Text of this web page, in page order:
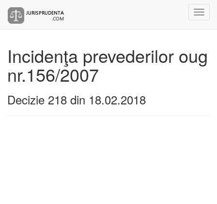
Incidenţa prevederilor oug
nr.156/2007
Decizie 218 din 18.02.2018